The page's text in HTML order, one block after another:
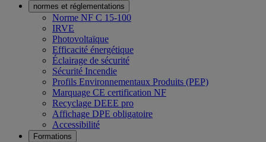
normes et réglementations
Norme NF C 15-100
IRVE
Photovoltaïque
Efficacité énergétique
Éclairage de sécurité
Sécurité Incendie
Profils Environnementaux Produits (PEP)
Marquage CE certification NF
Recyclage DEEE pro
Affichage DPE obligatoire
Accessibilité
Formations